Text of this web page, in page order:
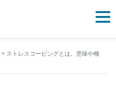
> ストレスコーピングとは。意味や種